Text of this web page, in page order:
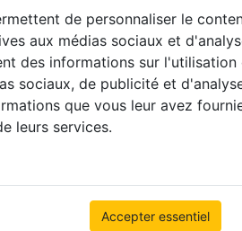
de personnaliser le
aux médias sociaux et
des informations sur
sociaux, de publicité et
que vous leur avez
leurs services.
Accepter essentiel